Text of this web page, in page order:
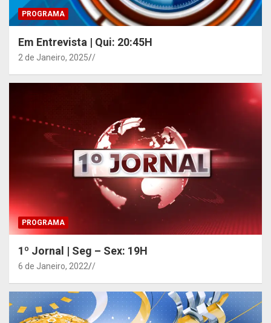
PROGRAMA
Em Entrevista | Qui: 20:45H
2 de Janeiro, 2025 /
PROGRAMA
1º Jornal | Seg – Sex: 19H
6 de Janeiro, 2022 /